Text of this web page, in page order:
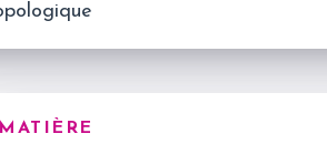
MATIÈRE